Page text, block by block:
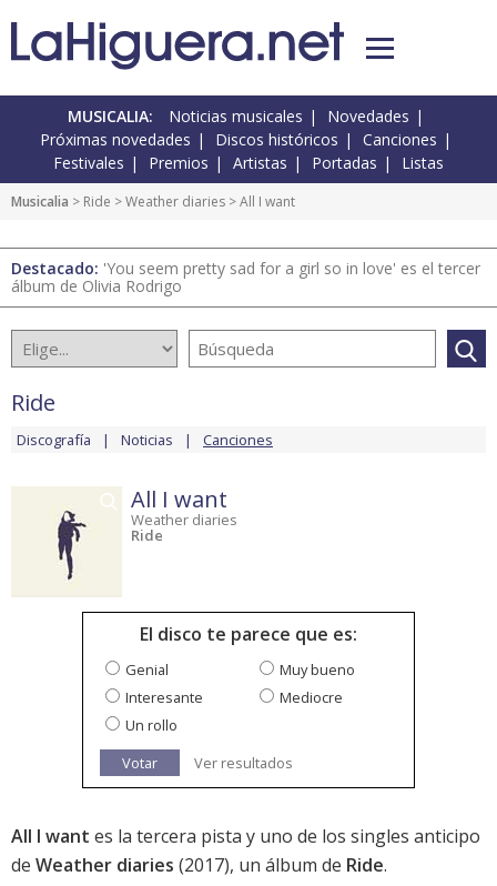
MUSICALIA: Noticias musicales
Novedades
Próximas novedades
Discos históricos
Canciones
Festivales
Premios Artistas Portadas Listas
Musicalia > Ride >Weather diaries > All I want
Destacado: 'You seem pretty sad for a girl so in love' es el tercer
álbum de Olivia Rodrigo
Ride
Discografía Noticias Canciones
All I want
Weather diaries
Ride
El disco te parece que es:
Genial
Muy bueno
Interesante
Mediocre
Un rollo
Votar
Ver resultados
All I want es la tercera pista y uno de los singles anticipo
de Weather diaries (2017), un álbum de Ride.